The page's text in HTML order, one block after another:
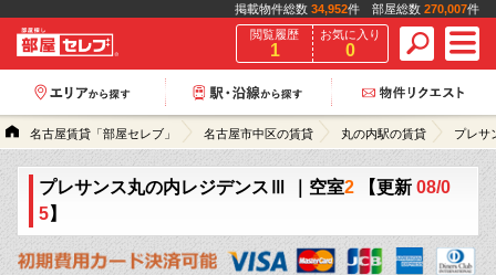
掲載物件総数 34,952件 部屋総数 270,007件
閲覧履歴
1
お気に入り
0
名古屋賃貸「部屋セレブ」 名古屋市中区の賃貸 丸の内駅の賃貸 プレサ
プレサンス丸の内レジデンスⅢ ｜空室2 【更新 08/0
5】